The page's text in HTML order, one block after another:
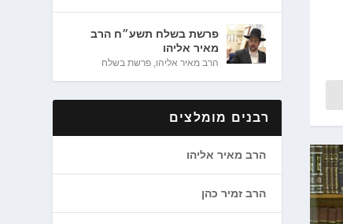
פרשת בשלח תשע״ח הרב
מאיר אליהו
הרב מאיר אליהו,פרשת בשלח
רבנים מומלצים
הרב מאיר אליהו
הרב זמיר כהן